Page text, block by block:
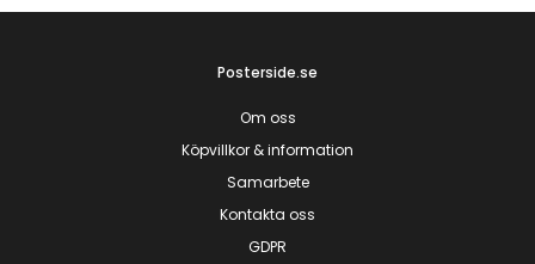
Posterside.se
Om oss
Köpvillkor & information
Samarbete
Kontakta oss
GDPR